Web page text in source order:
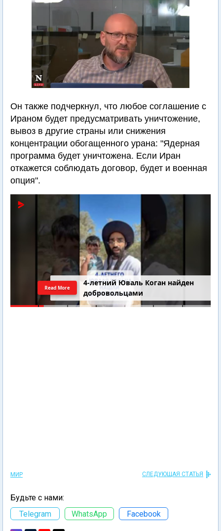
Он также подчеркнул, что любое соглашение с
Ираном будет предусматривать уничтожение,
вывоз в другие страны или снижения
концентрации обогащенного урана: "Ядерная
программа будет уничтожена. Если Иран
откажется соблюдать договор, будет и военная
опция".
4-летний Юваль Коган найден
добровольцами
Read More
МИР СЛЕДУЮЩАЯ СТАТЬЯ
Будьте с нами:
Telegram
WhatsApp Facebook